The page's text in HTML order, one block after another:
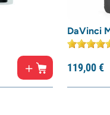
DaVinci
119,00€